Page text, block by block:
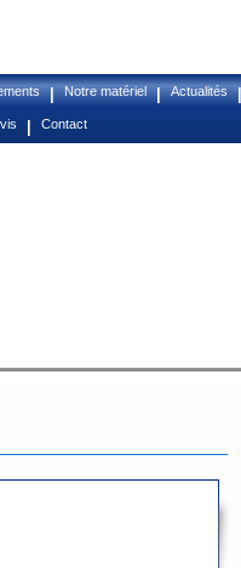
| Notre matériel | Actualités |
Contact